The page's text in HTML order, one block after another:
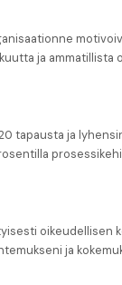
ja ammatillista
tapausta ja
oikeudellisen
ja